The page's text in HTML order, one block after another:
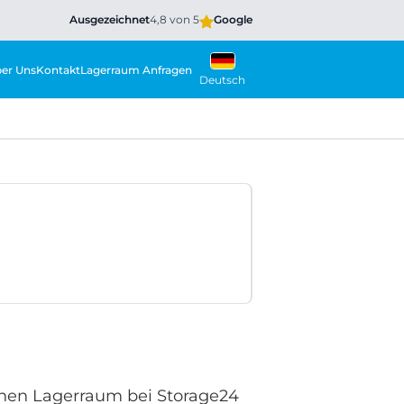
Ausgezeichnet4,8 von 5 Google
UnsKontaktLagerraum Anfragen
Deutsch
Lagerraum bei Storage24